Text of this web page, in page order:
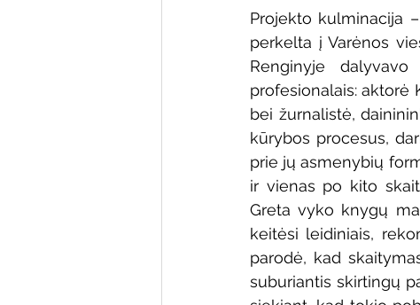
Projekto kulminacija
perkelta į Varėnos
Renginyje
profesionalais: aktorė
bei žurnalistė,
kūrybos procesus,
prie jų asmenybių
ir vienas po kito
Greta vyko knygų
keitėsi leidiniais,
parodė, kad
suburiantis skirtingų